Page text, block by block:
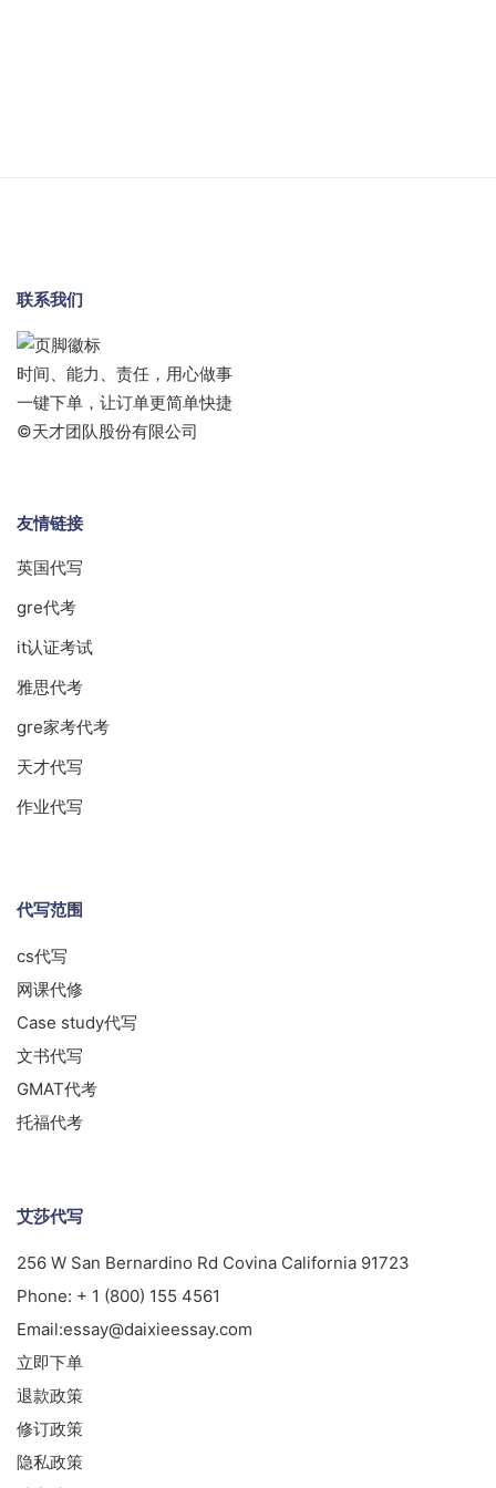
联系我们
时间、能力、责任，用心做事
一键下单，让订单更简单快捷
©天才团队股份有限公司
友情链接
英国代写
gre代考
it认证考试
雅思代考
gre家考代考
天才代写
作业代写
代写范围
cs代写
网课代修
Case study代写
文书代写
GMAT代考
托福代考
艾莎代写
256 W San Bernardino Rd Covina California 91723
Phone: + 1 (800) 155 4561
Email:essay@daixieessay.com
立即下单
退款政策
修订政策
隐私政策